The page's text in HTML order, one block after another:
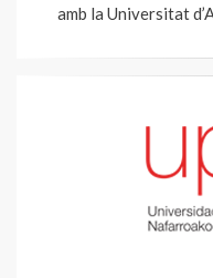
amb la Universitat